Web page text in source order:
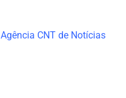
Agência CNT de Notícias